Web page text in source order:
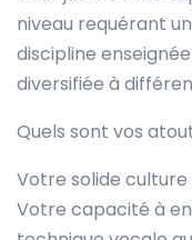
niveau requérant
discipline
diversifiée à
Quels sont vos
Votre solide
Votre capacité à